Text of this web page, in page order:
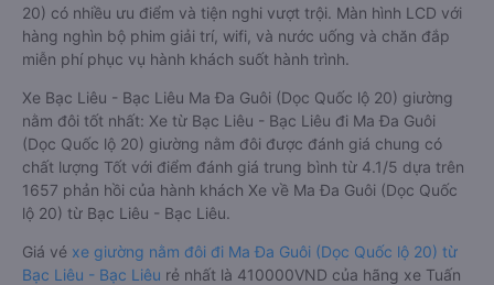
20) có nhiều ưu điểm và tiện nghi vượt trội. Màn hình LCD với
hàng nghìn bộ phim giải trí, wifi, và nước uống và chăn đắp
miễn phí phục vụ hành khách suốt hành trình.
Xe Bạc Liêu - Bạc Liêu Ma Đa Guôi (Dọc Quốc lộ 20) giường
nằm đôi tốt nhất: Xe từ Bạc Liêu - Bạc Liêu đi Ma Đa Guôi
(Dọc Quốc lộ 20) giường nằm đôi được đánh giá chung có
chất lượng Tốt với điểm đánh giá trung bình từ 4.1/5 dựa trên
1657 phản hồi của hành khách Xe về Ma Đa Guôi (Dọc Quốc
lộ 20) từ Bạc Liêu - Bạc Liêu.
Giá vé xe giường nằm đôi đi Ma Đa Guôi (Dọc Quốc lộ 20) từ
Bạc Liêu - Bạc Liêu rẻ nhất là 410000VND của hãng xe Tuấn